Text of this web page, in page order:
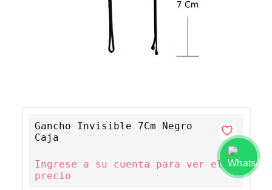
Gancho Invisible 7Cm Negro
Caja
Ingrese a su cuenta para ver el
precio